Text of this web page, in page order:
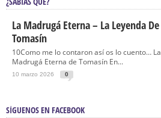
La Madrugá Eterna – La Leyenda De
Tomasín
10Como me lo contaron así os lo cuento… La
Madrugá Eterna de Tomasín En...
10 marzo 2026 0
SÍGUENOS EN FACEBOOK